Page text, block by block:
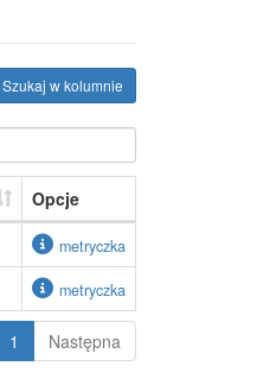
Szukaj w kolumnie
Opcje
metryczka
metryczka
1 Następna